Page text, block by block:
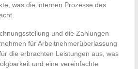
was die internen Prozesse des
und die Zahlungen
für Arbeitnehmerüberlassung
die erbrachten Leistungen aus, was
und eine vereinfachte